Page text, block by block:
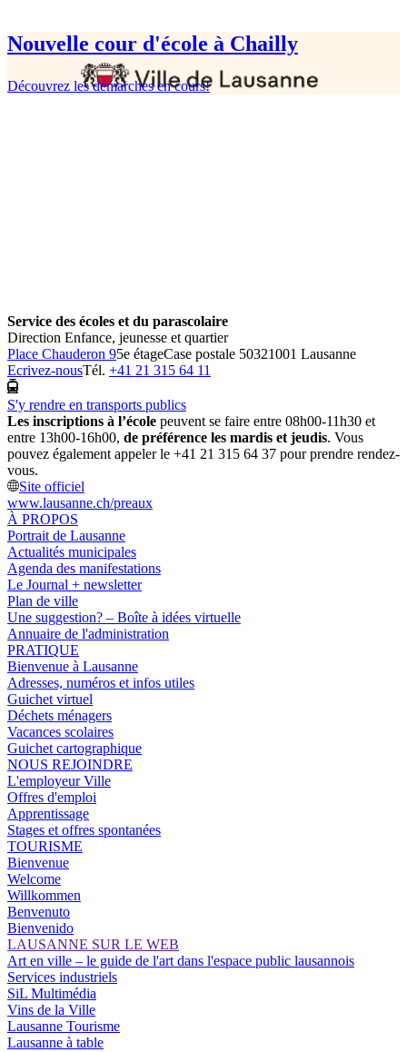
Nouvelle cour d'école à Chailly
Découvrez les démarches en cours!
Service des écoles et du parascolaire
Direction Enfance, jeunesse et quartier
Place Chauderon 95e étageCase postale 50321001 Lausanne
Ecrivez-nousTél. +41 21 315 64 11
S'y rendre en transports publics
Les inscriptions à l’école peuvent se faire entre 08h00-11h30 et
entre 13h00-16h00, de préférence les mardis et jeudis. Vous
pouvez également appeler le +41 21 315 64 37 pour prendre rendez-
vous.
Site officiel
www.lausanne.ch/preaux
À PROPOS
Portrait de Lausanne
Actualités municipales
Agenda des manifestations
Le Journal + newsletter
Plan de ville
Une suggestion? – Boîte à idées virtuelle
Annuaire de l'administration
PRATIQUE
Bienvenue à Lausanne
Adresses, numéros et infos utiles
Guichet virtuel
Déchets ménagers
Vacances scolaires
Guichet cartographique
NOUS REJOINDRE
L'employeur Ville
Offres d'emploi
Apprentissage
Stages et offres spontanées
TOURISME
Bienvenue
Welcome
Willkommen
Benvenuto
Bienvenido
LAUSANNE SUR LE WEB
Art en ville – le guide de l'art dans l'espace public lausannois
Services industriels
SiL Multimédia
Vins de la Ville
Lausanne Tourisme
Lausanne à table